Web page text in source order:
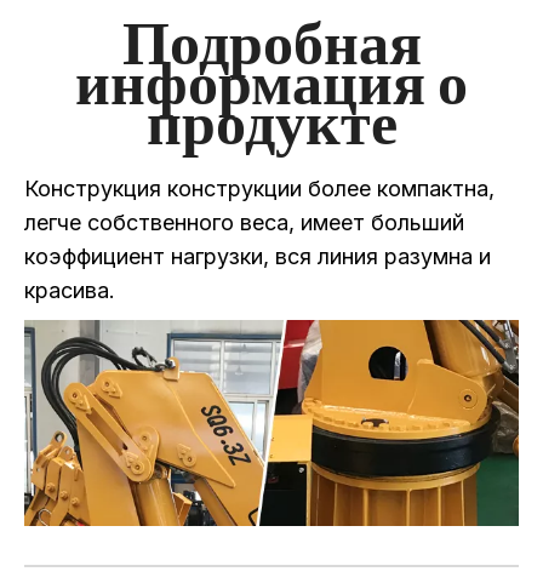
Подробная
информация о
продукте
Конструкция конструкции более компактна,
легче собственного веса, имеет больший
коэффициент нагрузки, вся линия разумна и
красива.